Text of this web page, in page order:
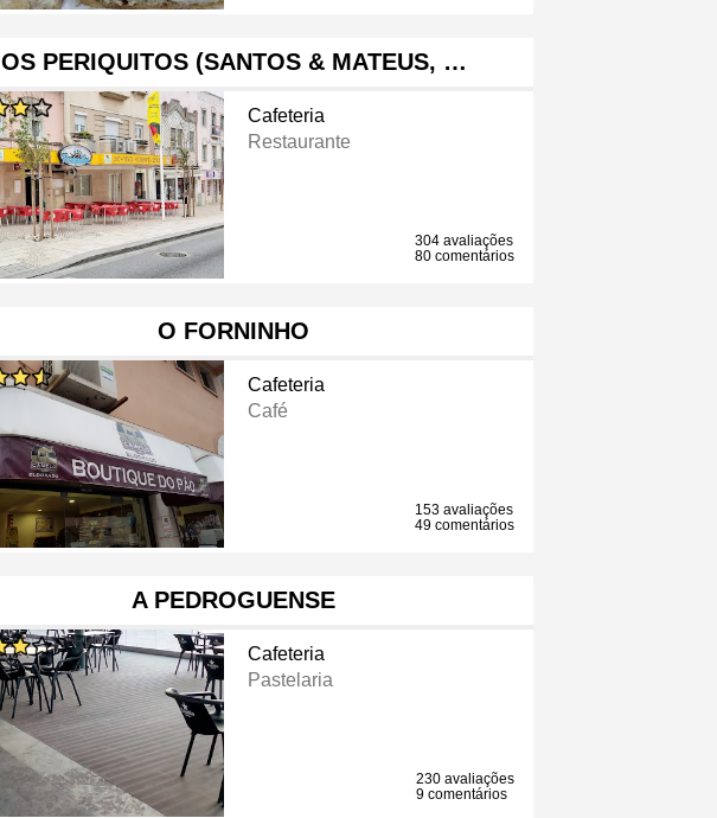
OS PERIQUITOS (SANTOS & MATEUS, …
Cafeteria
Restaurante
304 avaliações
80 comentários
O FORNINHO
Cafeteria
Café
153 avaliações
49 comentários
A PEDROGUENSE
Cafeteria
Pastelaria
230 avaliações
9 comentários